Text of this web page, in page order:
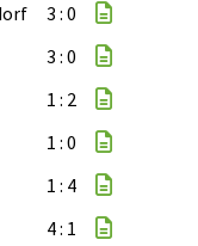
3 : 0
3 : 0
1 : 2
1 : 0
1 : 4
4 : 1